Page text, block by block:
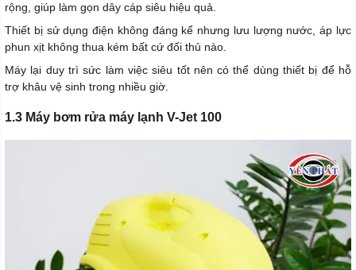
rộng, giúp làm gọn dây cáp siêu hiệu quả.
Thiết bị sử dụng điện không đáng kể nhưng lưu lượng nước, áp lực
phun xịt không thua kém bất cứ đối thủ nào.
Máy lại duy trì sức làm việc siêu tốt nên có thể dùng thiết bị để hỗ
trợ khâu vệ sinh trong nhiều giờ.
1.3 Máy bơm rửa máy lạnh V-Jet 100